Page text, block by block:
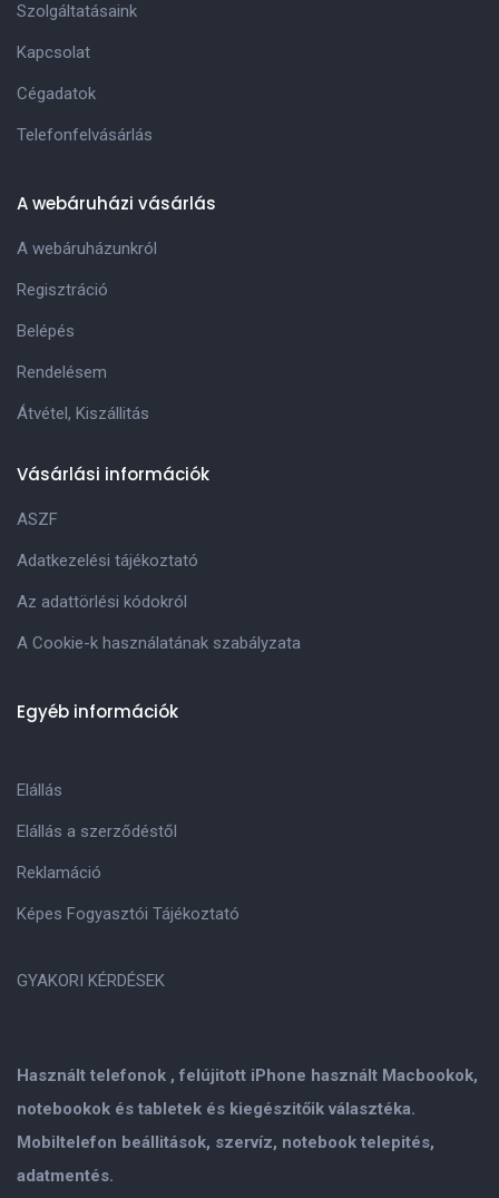
Használt telefonok , felújitott iPhone használt Macbookok,
notebookok és tabletek és kiegészitőik választéka.
Mobiltelefon beállitások, szervíz, notebook telepités,
adatmentés.
Szolgáltatásaink
Kapcsolat
Cégadatok
Telefonfelvásárlás
A webáruházi vásárlás
A webáruházunkról
Regisztráció
Belépés
Rendelésem
Átvétel, Kiszállitás
Vásárlási információk
ASZF
Adatkezelési tájékoztató
Az adattörlési kódokról
A Cookie-k használatának szabályzata
Egyéb információk
Elállás
Elállás a szerződéstől
Reklamáció
Képes Fogyasztói Tájékoztató
GYAKORI KÉRDÉSEK